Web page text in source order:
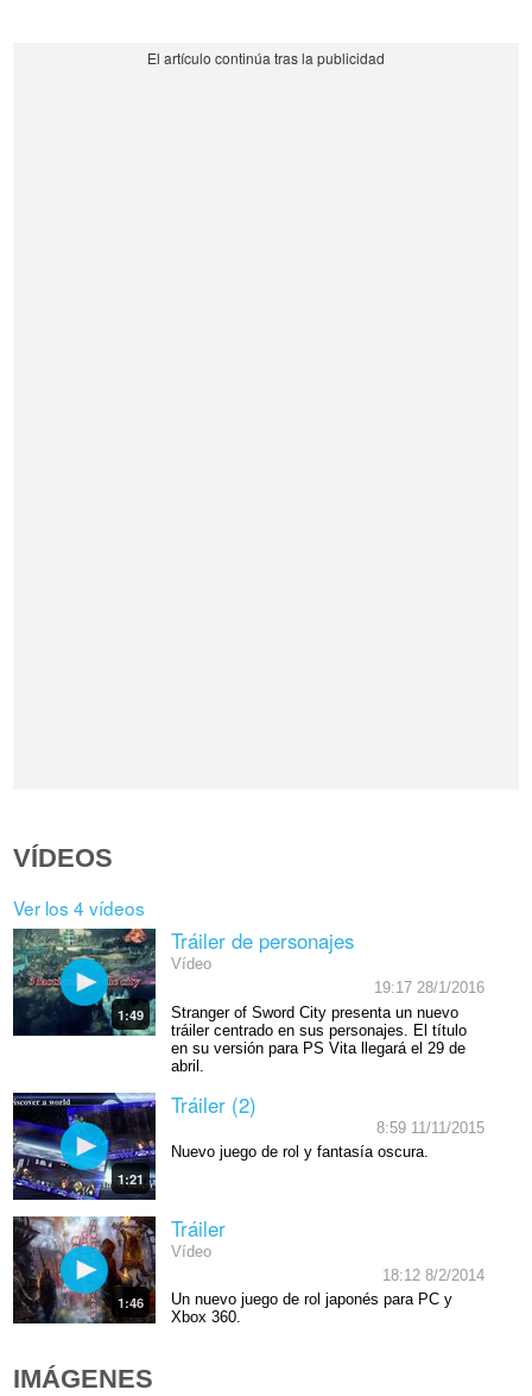
VÍDEOS
Ver los 4 vídeos
1:49
Tráiler de personajes
Vídeo
19:17 28/1/2016
Stranger of Sword City presenta un nuevo
tráiler centrado en sus personajes. El título
en su versión para PS Vita llegará el 29 de
abril.
1:21
Tráiler (2)
8:59 11/11/2015
Nuevo juego de rol y fantasía oscura.
1:46
Tráiler
Vídeo
18:12 8/2/2014
Un nuevo juego de rol japonés para PC y
Xbox 360.
IMÁGENES